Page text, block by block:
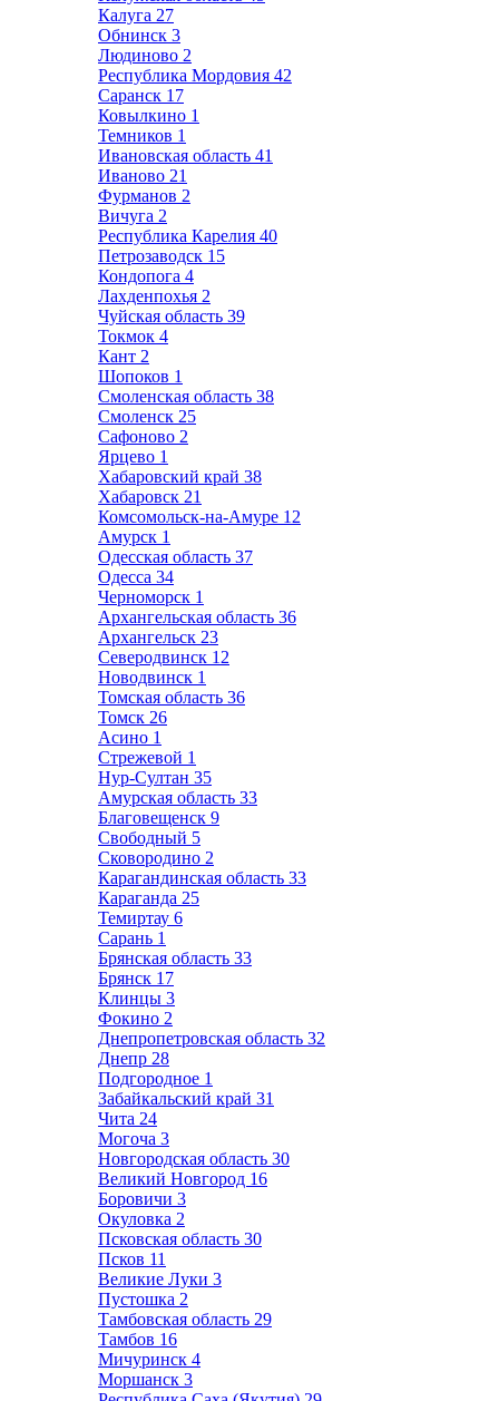
Калуга 27
Обнинск 3
Людиново 2
Республика Мордовия 42
Саранск 17
Ковылкино 1
Темников 1
Ивановская область 41
Иваново 21
Фурманов 2
Вичуга 2
Республика Карелия 40
Петрозаводск 15
Кондопога 4
Лахденпохья 2
Чуйская область 39
Токмок 4
Кант 2
Шопоков 1
Смоленская область 38
Смоленск 25
Сафоново 2
Ярцево 1
Хабаровский край 38
Хабаровск 21
Комсомольск-на-Амуре 12
Амурск 1
Одесская область 37
Одесса 34
Черноморск 1
Архангельская область 36
Архангельск 23
Северодвинск 12
Новодвинск 1
Томская область 36
Томск 26
Асино 1
Стрежевой 1
Нур-Султан 35
Амурская область 33
Благовещенск 9
Свободный 5
Сковородино 2
Карагандинская область 33
Караганда 25
Темиртау 6
Сарань 1
Брянская область 33
Брянск 17
Клинцы 3
Фокино 2
Днепропетровская область 32
Днепр 28
Подгородное 1
Забайкальский край 31
Чита 24
Могоча 3
Новгородская область 30
Великий Новгород 16
Боровичи 3
Окуловка 2
Псковская область 30
Псков 11
Великие Луки 3
Пустошка 2
Тамбовская область 29
Тамбов 16
Мичуринск 4
Моршанск 3